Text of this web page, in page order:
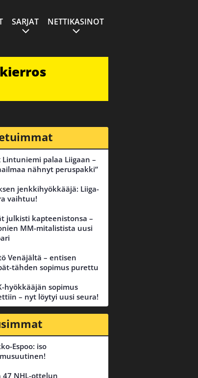
SARJAT NETTIKASINOT
Lintuniemi palaa Liigaan –
nähnyt peruspakki”
jenkkihyökkääjä: Liiga-
vaihtuu!
julkisti kapteenistonsa –
MM-mitalistista uusi
Venäjältä – entisen
tähden sopimus purettu
hyökkääjän sopimus
– nyt löytyi uusi seura!
Espoo: iso
47 NHL-ottelun